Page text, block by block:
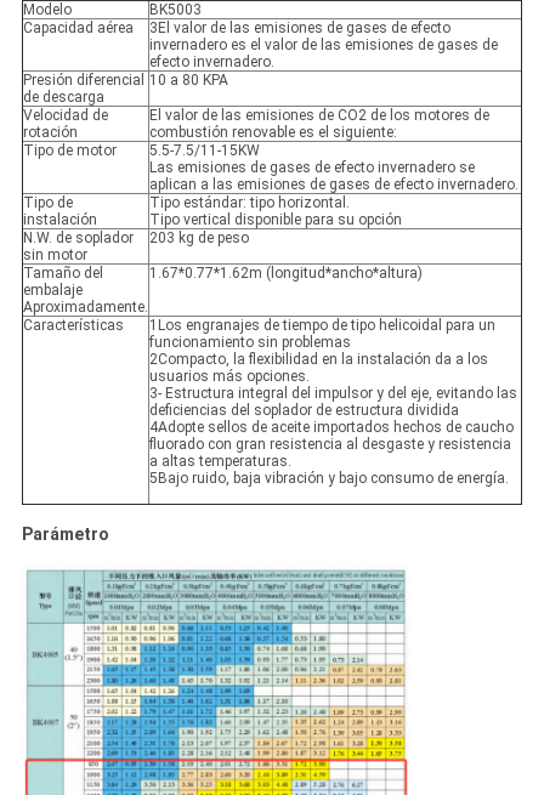
Modelo
BK5003
Capacidad aérea
3El valor de las emisiones de gases de efecto
invernadero es el valor de las emisiones de gases de
efecto invernadero.
Presión diferencial
de descarga
10 a 80 KPA
Velocidad de
rotación
El valor de las emisiones de CO2 de los motores de
combustión renovable es el siguiente:
Tipo de motor
5.5-7.5/11-15KW
Las emisiones de gases de efecto invernadero se
aplican a las emisiones de gases de efecto invernadero.
Tipo de
instalación
Tipo estándar: tipo horizontal.
Tipo vertical disponible para su opción
N.W. de soplador
sin motor
203 kg de peso
Tamaño del
embalaje
Aproximadamente.
1.67*0.77*1.62m (longitud*ancho*altura)
Características
1Los engranajes de tiempo de tipo helicoidal para un
funcionamiento sin problemas
2Compacto, la flexibilidad en la instalación da a los
usuarios más opciones.
3- Estructura integral del impulsor y del eje, evitando las
deficiencias del soplador de estructura dividida
4Adopte sellos de aceite importados hechos de caucho
fluorado con gran resistencia al desgaste y resistencia
a altas temperaturas.
5Bajo ruido, baja vibración y bajo consumo de energía.
Parámetro